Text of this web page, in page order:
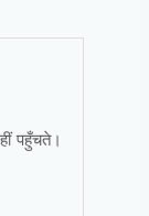
पहुँचते।